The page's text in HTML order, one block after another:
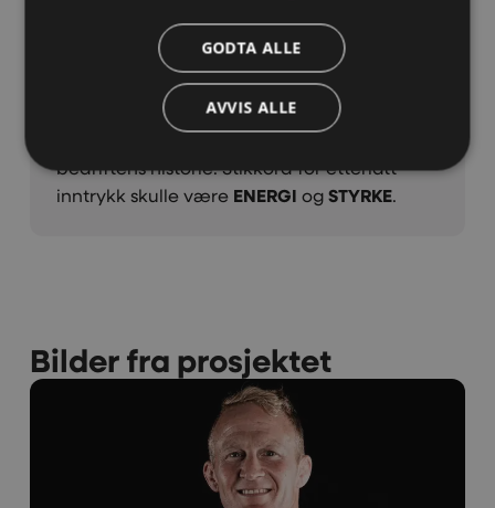
Løsningen
Vi utviklet en ny logo og et
kommunikasjonskonsept som er moderne
og tydelig, samtidig som det ivaretar
bedriftens historie. Stikkord for etterlatt
inntrykk skulle være ENERGI ogSTYRKE.
Bilder fra prosjektet
GODTA ALLE
AVVIS ALLE